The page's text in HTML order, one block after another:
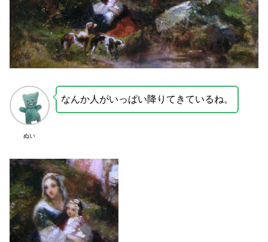
ぬい
なんか人がいっぱい降りてきているね。